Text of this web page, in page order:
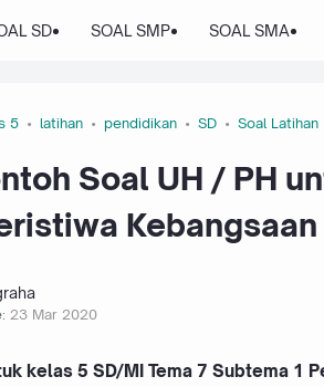
SD SOAL SMP SOAL SMA
5 latihan pendidikan SD Soal Latihan
Soal UH / PH
23 Mar 2020
kelas 5 SD/MI Tema 7 Subtema 1